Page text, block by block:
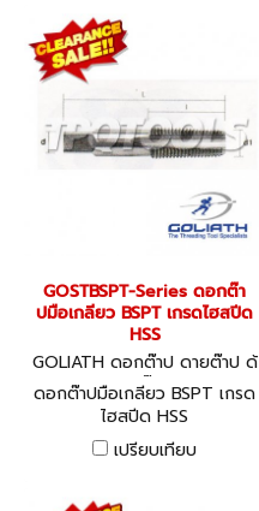
GOSTBSPT-Series ดอกต๊า
ปมือเกลียว BSPT เกรดไฮสปีด
HSS
GOLIATH ดอกต๊าป ดายต๊าป ด้
ามต๊าป
ดอกต๊าปมือเกลียว BSPT เกรด
ไฮสปีด HSS
เปรียบเทียบ